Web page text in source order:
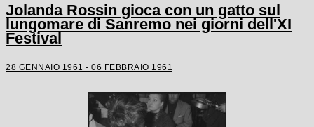
Jolanda Rossin gioca con un gatto sul
lungomare di Sanremo nei giorni dell'XI
Festival
28 GENNAIO 1961 - 06 FEBBRAIO 1961